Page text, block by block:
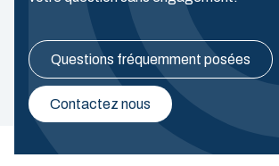
Questions fréquemment posées
Contactez nous